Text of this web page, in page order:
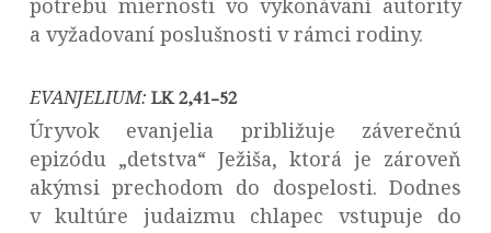
potrebu miernosti vo vykonávaní autority
a vyžadovaní poslušnosti v rámci rodiny.
EVANJELIUM: LK 2,41-52
Úryvok evanjelia približuje záverečnú
epizódu „detstva“ Ježiša, ktorá je zároveň
akýmsi prechodom do dospelosti. Dodnes
v kultúre judaizmu chlapec vstupuje do